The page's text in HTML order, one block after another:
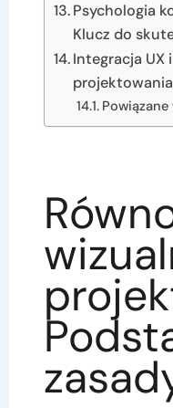
Psychologia
Klucz do
Integracja UX
projektowania
Powiązane